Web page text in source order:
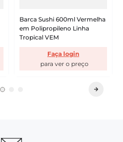
Barca Sushi 600ml Vermelha
em Polipropileno Linha
Tropical VEM
Faça login